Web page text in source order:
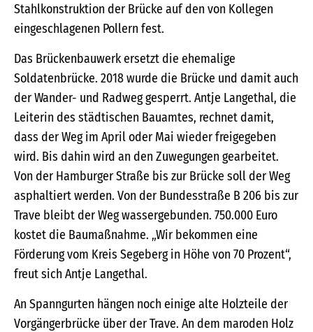
Stahlkonstruktion der Brücke auf den von Kollegen
eingeschlagenen Pollern fest.
Das Brückenbauwerk ersetzt die ehemalige
Soldatenbrücke. 2018 wurde die Brücke und damit auch
der Wander- und Radweg gesperrt. Antje Langethal, die
Leiterin des städtischen Bauamtes, rechnet damit,
dass der Weg im April oder Mai wieder freigegeben
wird. Bis dahin wird an den Zuwegungen gearbeitet.
Von der Hamburger Straße bis zur Brücke soll der Weg
asphaltiert werden. Von der Bundesstraße B 206 bis zur
Trave bleibt der Weg wassergebunden. 750.000 Euro
kostet die Baumaßnahme. „Wir bekommen eine
Förderung vom Kreis Segeberg in Höhe von 70 Prozent“,
freut sich Antje Langethal.
An Spanngurten hängen noch einige alte Holzteile der
Vorgängerbrücke über der Trave. An dem maroden Holz